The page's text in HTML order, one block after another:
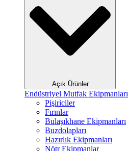
Açık Ürünler
Endüstriyel Mutfak Ekipmanları
Pişiriciler
Fırınlar
Bulaşıkhane Ekipmanları
Buzdolapları
Hazırlık Ekipmanları
Nötr Ekipmanlar